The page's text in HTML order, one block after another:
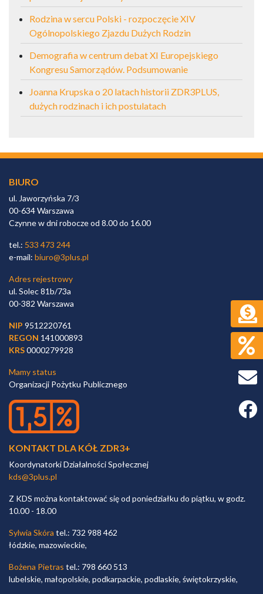
Rodzina w sercu Polski - rozpoczęcie XIV
Ogólnopolskiego Zjazdu Dużych Rodzin
Demografia w centrum debat XI Europejskiego
Kongresu Samorządów. Podsumowanie
Joanna Krupska o 20 latach historii ZDR3PLUS,
dużych rodzinach i ich postulatach
BIURO
ul. Jaworzyńska 7/3
00-634 Warszawa
Czynne w dni robocze od 8.00 do 16.00
tel.: 533 473 244
e-mail: biuro@3plus.pl
Adres rejestrowy
ul. Solec 81b/73a
00-382 Warszawa
NIP 9512220761
REGON 141000893
KRS0000279928
Mamy status
Organizacji Pożytku Publicznego
KONTAKT DLA KÓŁ ZDR3+
Koordynatorki Działalności Społecznej
kds@3plus.pl
Z KDS można kontaktować się od poniedziałku do piątku, w godz.
10.00 - 18.00
Sylwia Skóra tel.: 732 988 462
łódzkie, mazowieckie,
Bożena Pietras tel.: 798 660 513
lubelskie, małopolskie, podkarpackie, podlaskie, świętokrzyskie,